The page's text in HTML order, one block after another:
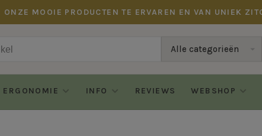
MOOIE PRODUCTEN TE ERVAREN EN VAN UNIEK
Alle categorieën
ERGONOMIE INFO REVIEWS WEBSHOP